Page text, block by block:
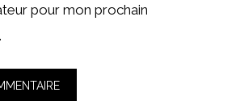
pour mon prochain